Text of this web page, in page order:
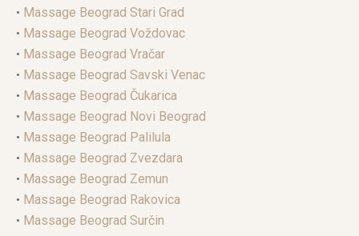
• Massage Beograd Stari Grad
• Massage Beograd Voždovac
• Massage Beograd Vračar
• Massage Beograd Savski Venac
• Massage Beograd Čukarica
• Massage Beograd Novi Beograd
• Massage Beograd Palilula
• Massage Beograd Zvezdara
• Massage Beograd Zemun
• Massage Beograd Rakovica
• Massage Beograd Surčin